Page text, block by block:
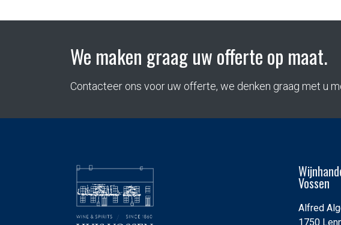
We maken graag uw offerte op maat.
Contacteer ons voor uw offerte, we denken graag met u
Vossen
Alfred
1750